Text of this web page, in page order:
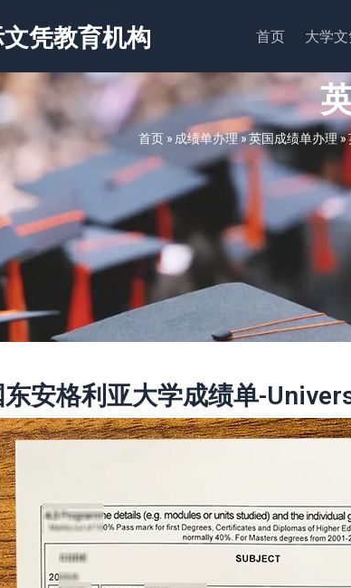
凭教育机构 首页 大学
首页 » 成绩单办理»英国成绩单办理»
东安格利亚大学成绩单-